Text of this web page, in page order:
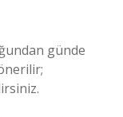
günde